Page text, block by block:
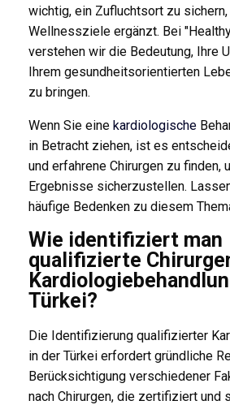
wichtig, ein Zufluchtsort zu
Wellnessziele ergänzt. Bei
verstehen wir die Bedeutung, Ihre
Ihrem gesundheitsorientierten
zu bringen.
Wenn Sie eine kardiologische
in Betracht ziehen, ist es
und erfahrene Chirurgen zu finden,
Ergebnisse sicherzustellen.
häufige Bedenken zu diesem
Wie identifiziert man
qualifizierte
Türkei?
Die Identifizierung qualifizierter
in der Türkei erfordert gründliche
Berücksichtigung verschiedener
nach Chirurgen, die zertifiziert und